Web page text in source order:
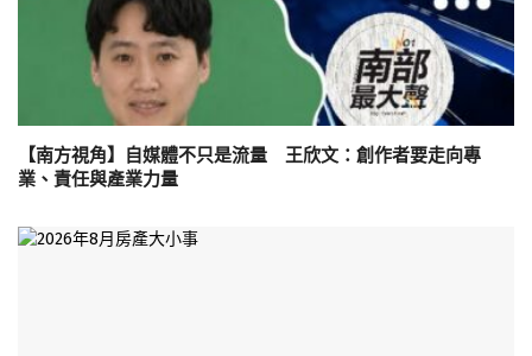
【南方視角】自媒體不只是流量 王欣文：創作者要走向專
業、責任與產業力量